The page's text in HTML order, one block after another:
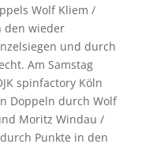
Wolf Kliem /
den wieder
und durch
Am Samstag
spinfactory Köln
Doppeln durch Wolf
Moritz Windau /
Punkte in den